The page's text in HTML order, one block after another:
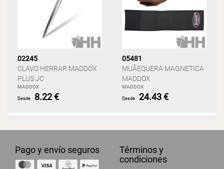
02245
CLAVO HERRAR MADDOX
PLUS JC
MADDOX
Desde 8.22 €
05481
MUÃEQUERA MAGNETICA
MADDOX
MADDOX
Desde 24.43 €
Pago y envío seguros
Términos y
condiciones